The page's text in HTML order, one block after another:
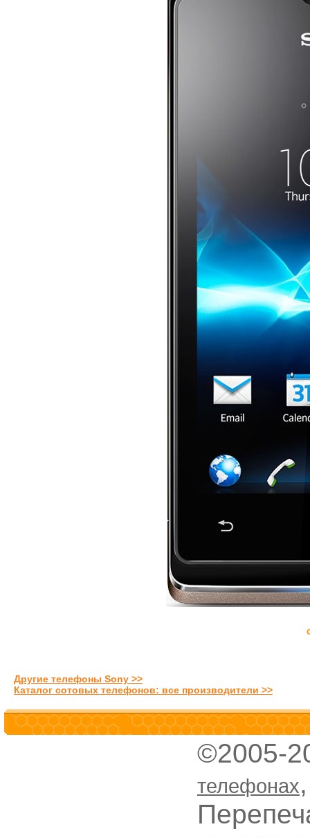
Другие телефоны Sony >>
Каталог сотовых телефонов: все производители >>
©2005-
телефонах